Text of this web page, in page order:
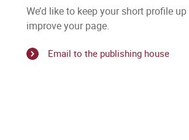
We’d like to keep your short profile
improve your page.
Email to the publishing house